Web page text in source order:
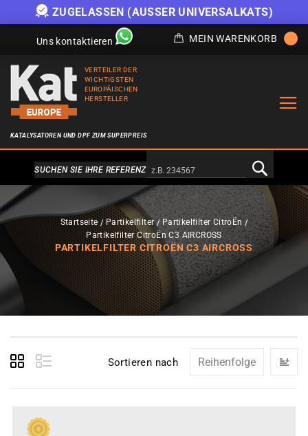
ANGEBOT SOLANGE DER VORRAT REICHT
Uns kontaktieren MEIN WARENKORB
VERTEILER DER
WICHTIGSTEN
EUROPÄISCHEN
HERSTELLER
KATALYSATOREN UND DPF ZUM SUPERPREIS
Alternativa a Doofinder
SUCHEN SIE IHRE REFERENZ
Startseite Partikelfilter
Partikelfilter CitroËn
Partikelfilter CitroËn C3 AIRCROSS
PARTIKELFILTER CITROËN C3 AIRCROSS
Sortieren nach